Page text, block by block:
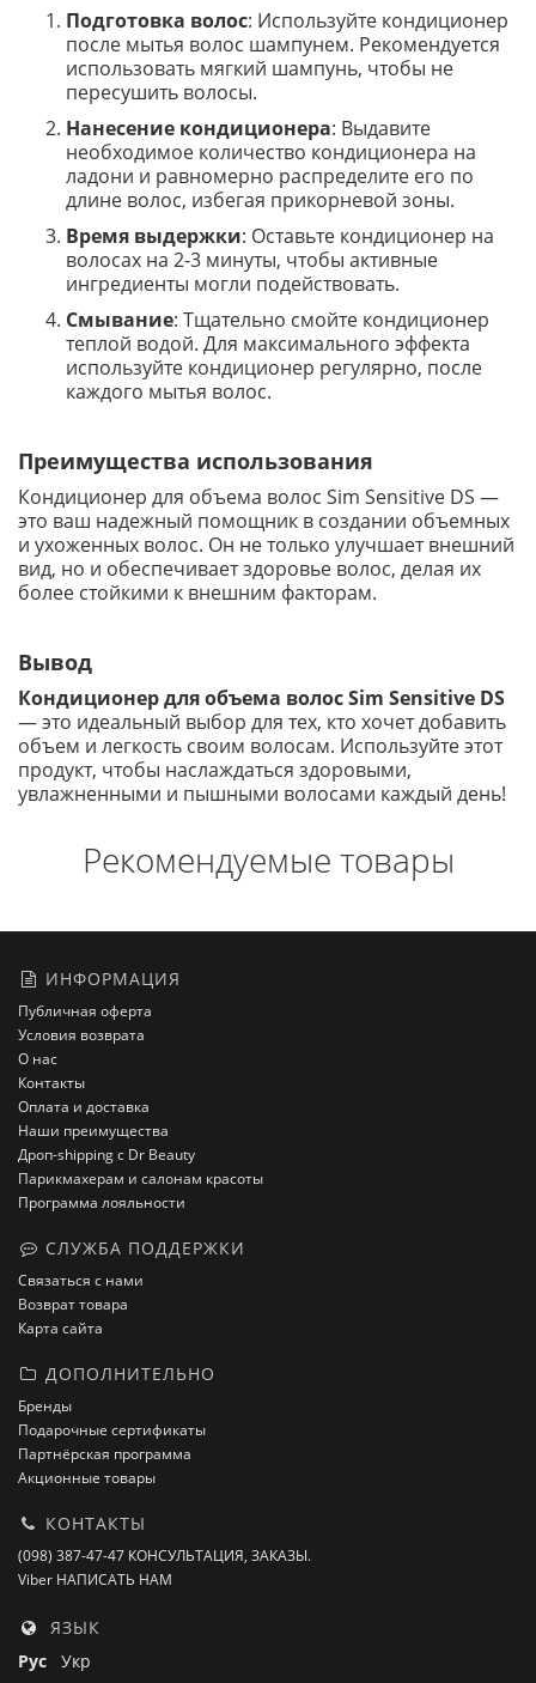
Подготовка волос: Используйте кондиционер
после мытья волос шампунем. Рекомендуется
использовать мягкий шампунь, чтобы не
пересушить волосы.
Нанесение кондиционера: Выдавите
необходимое количество кондиционера на
ладони и равномерно распределите его по
длине волос, избегая прикорневой зоны.
Время выдержки: Оставьте кондиционер на
волосах на 2-3 минуты, чтобы активные
ингредиенты могли подействовать.
Смывание: Тщательно смойте кондиционер
теплой водой. Для максимального эффекта
используйте кондиционер регулярно, после
каждого мытья волос.
Преимущества использования
Кондиционер для объема волос Sim Sensitive DS —
это ваш надежный помощник в создании объемных
и ухоженных волос. Он не только улучшает внешний
вид, но и обеспечивает здоровье волос, делая их
более стойкими к внешним факторам.
Вывод
Кондиционер для объема волос Sim Sensitive DS
— это идеальный выбор для тех, кто хочет добавить
объем и легкость своим волосам. Используйте этот
продукт, чтобы наслаждаться здоровыми,
увлажненными и пышными волосами каждый день!
Рекомендуемые товары
ИНФОРМАЦИЯ
Публичная оферта
Условия возврата
О нас
Контакты
Оплата и доставка
Наши преимущества
Дроп-shipping с Dr Beauty
Парикмахерам и салонам красоты
Программа лояльности
СЛУЖБА ПОДДЕРЖКИ
Связаться с нами
Возврат товара
Карта сайта
ДОПОЛНИТЕЛЬНО
Бренды
Подарочные сертификаты
Партнёрская программа
Акционные товары
КОНТАКТЫ
(098) 387-47-47 КОНСУЛЬТАЦИЯ, ЗАКАЗЫ.
Viber НАПИСАТЬ НАМ
ЯЗЫК
Рус Укр